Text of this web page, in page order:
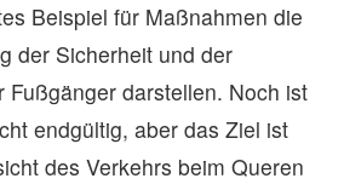
Beispiel für Maßnahmen die
der Sicherheit und der
Fußgänger darstellen. Noch ist
endgültig, aber das Ziel ist
des Verkehrs beim Queren